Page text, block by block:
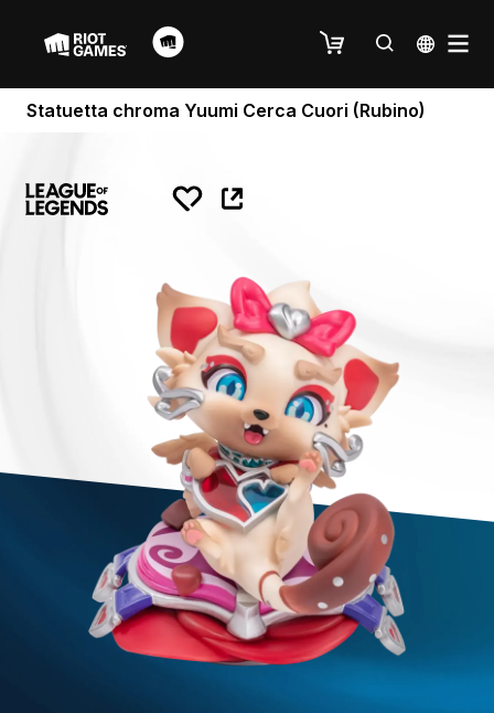
Statuetta chroma Yuumi Cerca Cuori (Rubino)